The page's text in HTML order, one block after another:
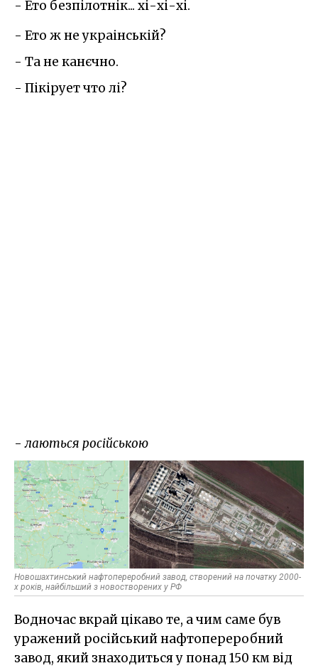
- Ето безпілотнік... хі-хі-хі.
- Ето ж не украінській?
- Та не канєчно.
- Пікірует что лі?
-лаються російською
Новошахтинський нафтопереробний завод, створений на початку 2000-
х років, найбільший з новостворених у РФ
Водночас вкрай цікаво те, а чим саме був
уражений російський нафтопереробний
завод, який знаходиться у понад 150 км від